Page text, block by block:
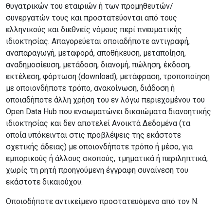
θυγατρικών του εταιριών ή των προμηθευτών/
συνεργατών τους και προστατεύονται από τους
ελληνικούς και διεθνείς νόμους περί πνευματικής
ιδιοκτησίας. Απαγορεύεται οποιαδήποτε αντιγραφή,
αναπαραγωγή, μεταφορά, αποθήκευση, μεταποίηση,
αναδημοσίευση, μετάδοση, διανομή, πώληση, έκδοση,
εκτέλεση, φόρτωση (download), μετάφραση, τροποποίηση
με οποιονδήποτε τρόπο, ανακοίνωση, διάδοση ή
οποιαδήποτε άλλη χρήση του εν λόγω περιεχομένου του
Open Data Hub που ενσωματώνει δικαιώματα διανοητικής
ιδιοκτησίας και δεν αποτελεί Ανοικτά Δεδομένα (τα
οποία υπόκεινται στις προβλέψεις της εκάστοτε
σχετικής άδειας) με οποιονδήποτε τρόπο ή μέσο, για
εμπορικούς ή άλλους σκοπούς, τμηματικά ή περιληπτικά,
χωρίς τη ρητή προηγούμενη έγγραφη συναίνεση του
εκάστοτε δικαιούχου.
Οποιοδήποτε αντικείμενο προστατευόμενο από τον Ν.